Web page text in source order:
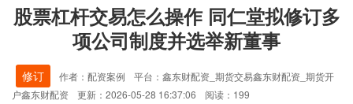
股票杠杆交易怎么操作 同仁堂拟修订多
项公司制度并选举新董事
修订 作者：配资案例
平台：鑫东财配资_期货交易鑫东财配资_期货开
户鑫东财配资
更新：2026-05-28 16:37:06 阅读：199